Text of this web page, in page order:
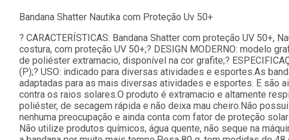
Bandana Shatter Nautika com Proteção Uv 50+
? CARACTERÍSTICAS: Bandana Shatter com proteção UV 50+,
costura, com proteção UV 50+;? DESIGN MODERNO: modelo
de poliéster extramacio, disponível na cor grafite;?
(P);? USO: indicado para diversas atividades e esportes.As
adaptadas para as mais diversas atividades e esportes. E são
contra os raios solares.O produto é extramacio e altamente
poliéster, de secagem rápida e não deixa mau cheiro.Não
nenhuma preocupação e ainda conta com fator de proteção
Não utilize produtos químicos, água quente, não seque na